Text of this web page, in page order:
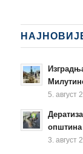
5. август
општина
3. август